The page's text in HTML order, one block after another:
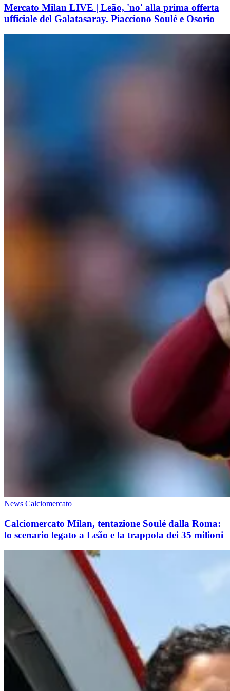
Mercato Milan LIVE | Leão, 'no' alla prima offerta
ufficiale del Galatasaray. Piacciono Soulé e Osorio
News Calciomercato
Calciomercato Milan, tentazione Soulé dalla Roma:
lo scenario legato a Leão e la trappola dei 35 milioni